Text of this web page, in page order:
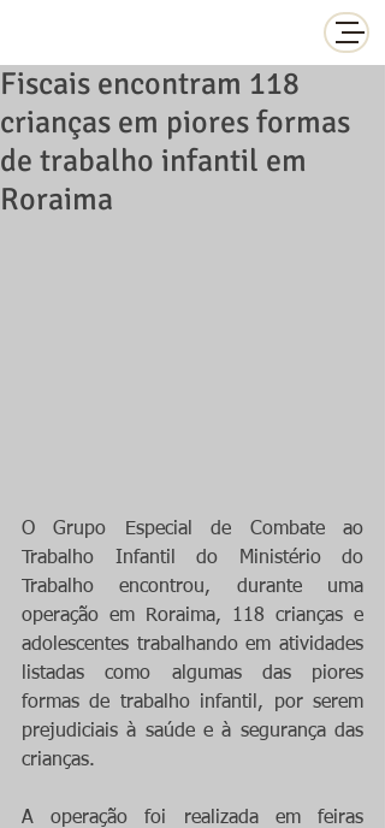
Fiscais encontram 118
crianças em piores formas
de trabalho infantil em
Roraima
O Grupo Especial de Combate ao
Trabalho Infantil do Ministério do
Trabalho encontrou, durante uma
operação em Roraima, 118 crianças e
adolescentes trabalhando em atividades
listadas como algumas das piores
formas de trabalho infantil, por serem
prejudiciais à saúde e à segurança das
crianças.
A operação foi realizada em feiras